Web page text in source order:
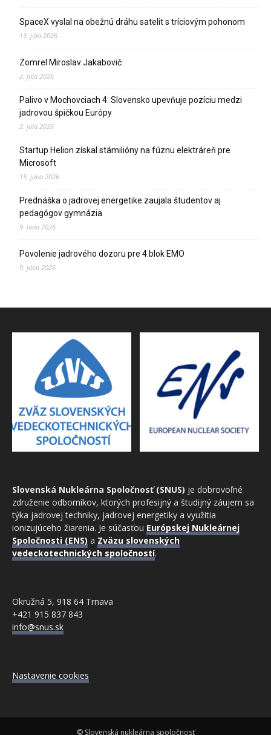
SpaceX vyslal na obežnú dráhu satelit s tríciovým pohonom
13. júla 2026
Zomrel Miroslav Jakabovič
2. júla 2026
Palivo v Mochovciach 4: Slovensko upevňuje pozíciu medzi
jadrovou špičkou Európy
2. júla 2026
Startup Helion získal stámilióny na fúznu elektráreň pre
Microsoft
15. júna 2026
Prednáška o jadrovej energetike zaujala študentov aj
pedagógov gymnázia
9. júna 2026
Povolenie jadrového dozoru pre 4.blok EMO
9. júna 2026
Slovenská Nukleárna Spoločnosť (SNUS) je dobrovoľné
združenie odborníkov, ktorých profesijný a študijný záujem sa
týka jadrovej techniky, jadrovej energetiky a využitia
ionizujúceho žiarenia. Je súčasťou Európskej Nukleárnej
Spoločnosti (ENS) a Zväzu slovenských
vedeckotechnických spoločností.
Okružná 5, 918 64 Trnava
+421 915 837 843
info@snus.sk
Nastavenie cookies
© Slovenská nukleárna spoločnosť